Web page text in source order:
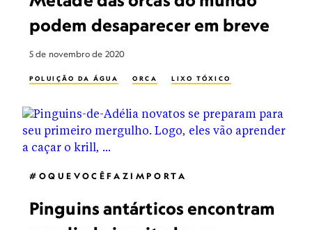
podem desaparecer em breve
5 de novembro de 2020
POLUIÇÃO DA ÁGUA ORCA LIXO TÓXICO
#OQUEVOCÊFAZIMPORTA
Pinguins antárticos encontram